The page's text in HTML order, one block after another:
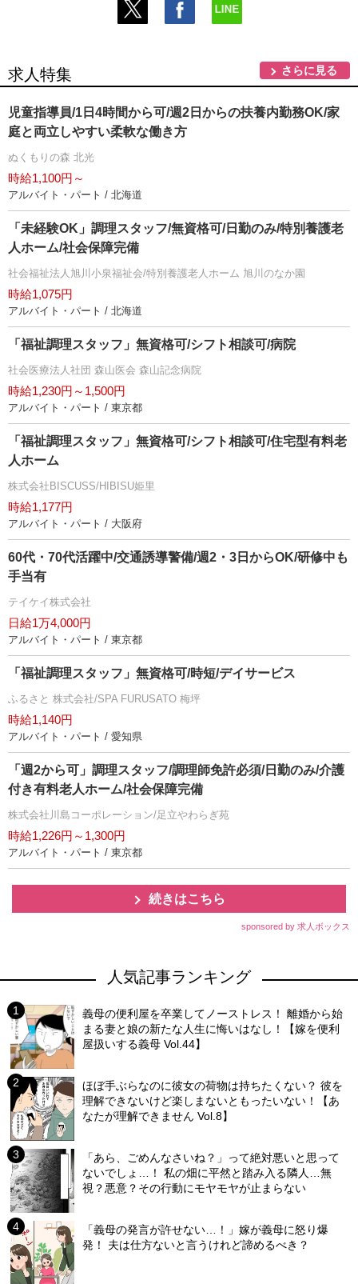
求人特集 さらに見る
児童指導員/1日4時間から可/週2日からの扶養内勤務OK/家
庭と両立しやすい柔軟な働き方
ぬくもりの森 北光
時給1,100円～
アルバイト・パート / 北海道
「未経験OK」調理スタッフ/無資格可/日勤のみ/特別養護老
人ホーム/社会保障完備
社会福祉法人旭川小泉福祉会/特別養護老人ホーム 旭川のなか園
時給1,075円
アルバイト・パート / 北海道
「福祉調理スタッフ」無資格可/シフト相談可/病院
社会医療法人社団 森山医会 森山記念病院
時給1,230円～1,500円
アルバイト・パート / 東京都
「福祉調理スタッフ」無資格可/シフト相談可/住宅型有料老
人ホーム
株式会社BISCUSS/HIBISU姫里
時給1,177円
アルバイト・パート / 大阪府
60代・70代活躍中/交通誘導警備/週2・3日からOK/研修中も
手当有
テイケイ株式会社
日給1万4,000円
アルバイト・パート / 東京都
「福祉調理スタッフ」無資格可/時短/デイサービス
ふるさと 株式会社/SPA FURUSATO 梅坪
時給1,140円
アルバイト・パート / 愛知県
「週2から可」調理スタッフ/調理師免許必須/日勤のみ/介護
付き有料老人ホーム/社会保障完備
株式会社川島コーポレーション/足立やわらぎ苑
時給1,226円～1,300円
アルバイト・パート / 東京都
続きはこちら
sponsored by 求人ボックス
人気記事ランキング
義母の便利屋を卒業してノーストレス！ 離婚から始
まる妻と娘の新たな人生に悔いはなし！【嫁を便利
屋扱いする義母 Vol.44】
ほぼ手ぶらなのに彼女の荷物は持ちたくない？ 彼を
理解できないけど楽しまないともったいない！【あ
なたが理解できません Vol.8】
「あら、ごめんなさいね？」って絶対悪いと思って
ないでしょ…！ 私の畑に平然と踏み入る隣人…無
視？悪意？その行動にモヤモヤが止まらない
「義母の発言が許せない…！」嫁が義母に怒り爆
発！ 夫は仕方ないと言うけれど諦めるべき？